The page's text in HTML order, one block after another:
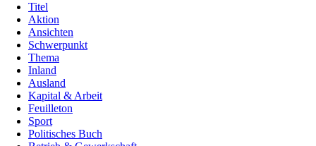
Titel
Aktion
Ansichten
Schwerpunkt
Thema
Inland
Ausland
Kapital & Arbeit
Feuilleton
Sport
Politisches Buch